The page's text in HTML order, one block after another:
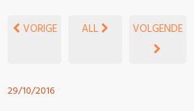
VORIGE ALL VOLGENDE
29/10/2016